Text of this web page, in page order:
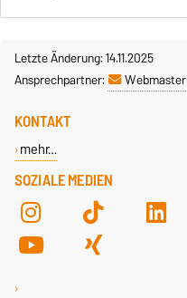
Letzte Änderung: 14.11.2025
Ansprechpartner:
Webmaster
SOZIALE MEDIEN
KONTAKT
mehr…